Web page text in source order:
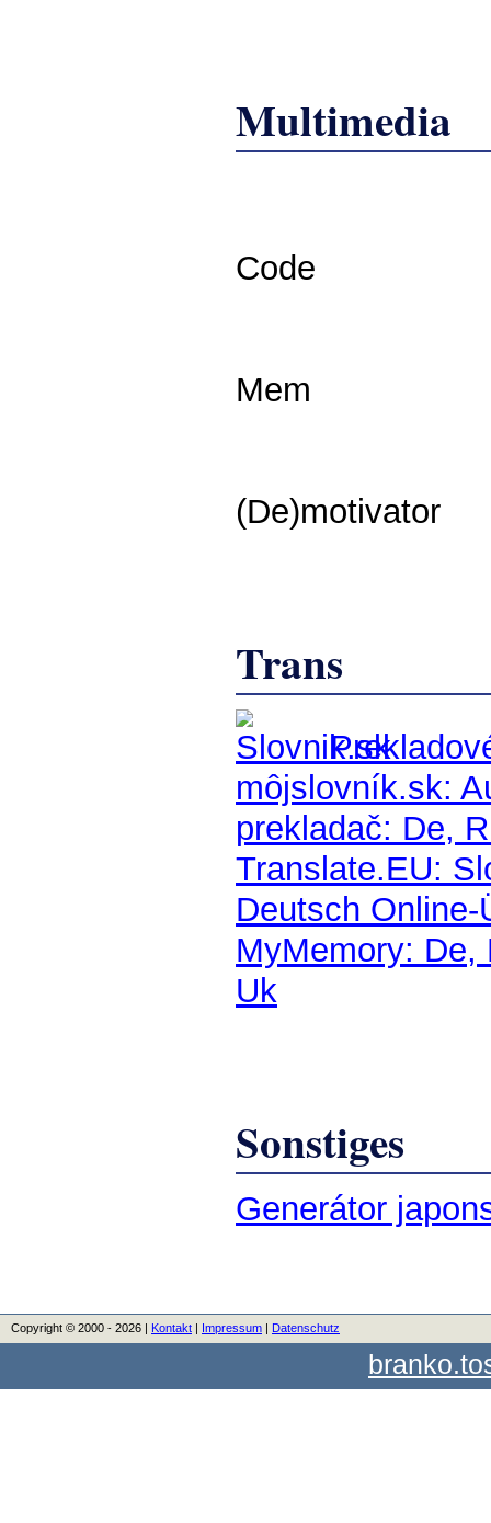
Multimedia
Code
Mem
(De)motivator
Trans
môjslovník.sk:
prekladač: De,
Translate.EU:
Deutsch
MyMemory:
Uk
Sonstiges
Generátor
Copyright © 2000 - 2026 | Kontakt | Impressum | Datenschutz